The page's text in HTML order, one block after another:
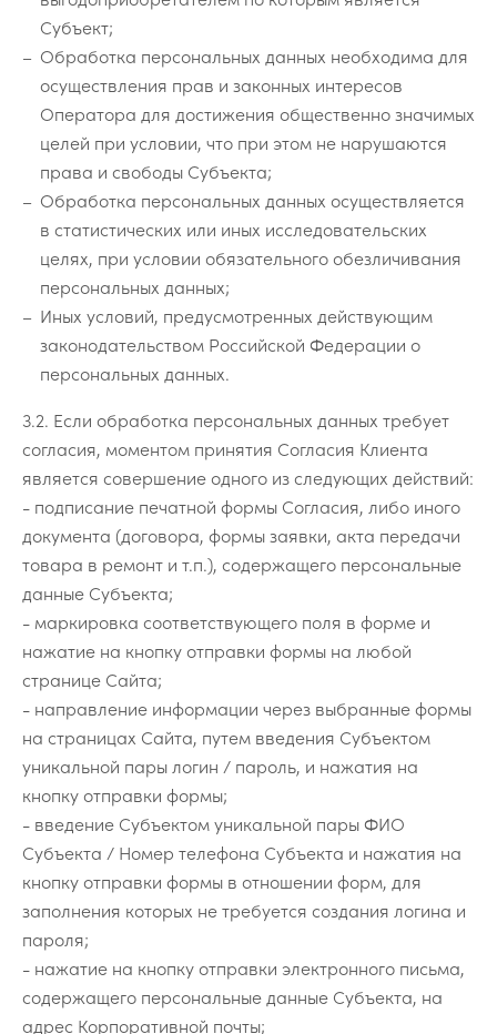
Субъект;
Обработка персональных данных необходима для
осуществления прав и законных интересов
Оператора для достижения общественно значимых
целей при условии, что при этом не нарушаются
права и свободы Cубъекта;
Обработка персональных данных осуществляется
в статистических или иных исследовательских
целях, при условии обязательного обезличивания
персональных данных;
Иных условий, предусмотренных действующим
законодательством Российской Федерации о
персональных данных.
3.2. Если обработка персональных данных требует
согласия, моментом принятия Согласия Клиента
является совершение одного из следующих действий:
- подписание печатной формы Согласия, либо иного
документа (договора, формы заявки, акта передачи
товара в ремонт и т.п.), содержащего персональные
данные Субъекта;
- маркировка соответствующего поля в форме и
нажатие на кнопку отправки формы на любой
странице Сайта;
- направление информации через выбранные формы
на страницах Сайта, путем введения Субъектом
уникальной пары логин / пароль, и нажатия на
кнопку отправки формы;
- введение Субъектом уникальной пары ФИО
Субъекта / Номер телефона Субъекта и нажатия на
кнопку отправки формы в отношении форм, для
заполнения которых не требуется создания логина и
пароля;
- нажатие на кнопку отправки электронного письма,
содержащего персональные данные Субъекта, на
адрес Корпоративной почты;